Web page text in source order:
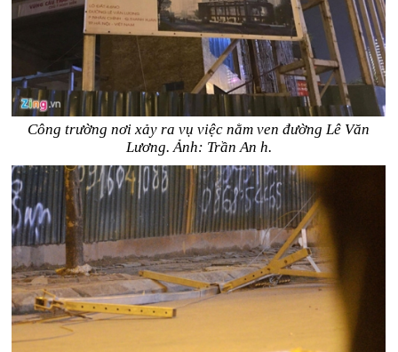
Công trường nơi xảy ra vụ việc nằm ven đường Lê Văn
Lương. Ảnh: Trần An h.